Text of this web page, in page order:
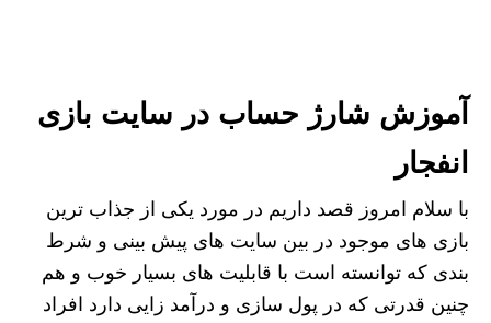
آموزش شارژ حساب در سایت بازی
انفجار
با سلام امروز قصد داریم در مورد یکی از جذاب ترین
بازی های موجود در بین سایت های پیش بینی و شرط
بندی که توانسته است با قابلیت های بسیار خوب و هم
چنین قدرتی که در پول سازی و درآمد زایی دارد افراد